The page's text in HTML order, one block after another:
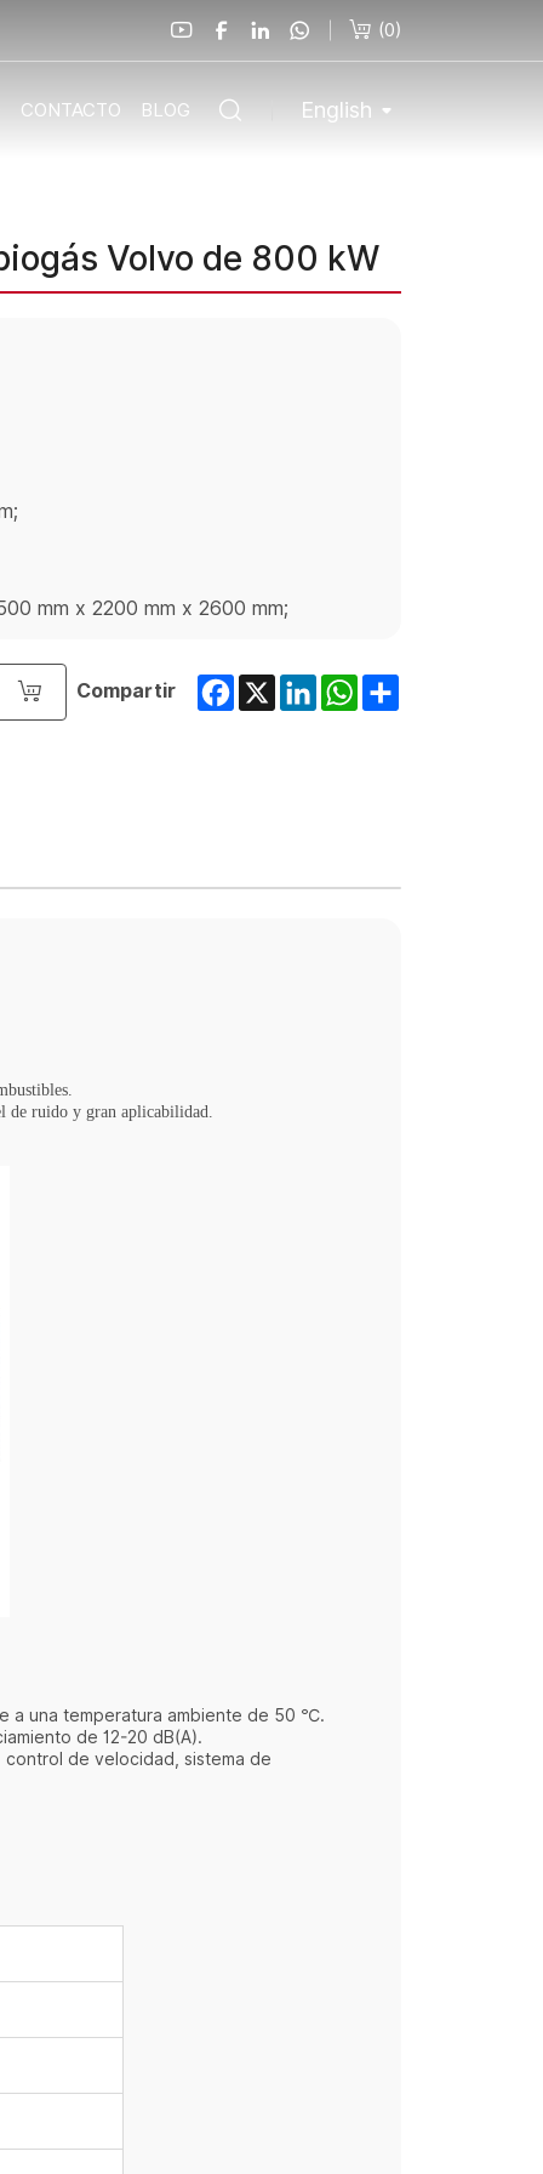
(0)
English
CONTACTO BLOG
Volvo de 800 kW
mm x 2200 mm x 2600 mm;
Compartir Facebook
X LinkedInWhatsApp
de ruido y gran aplicabilidad.
a una temperatura ambiente de 50 ℃.
de 12-20 dB(A).
de velocidad, sistema de